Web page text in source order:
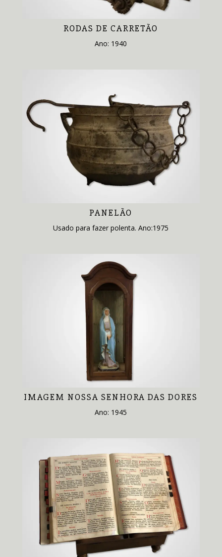
RODAS DE CARRETÃO
Ano: 1940
PANELÃO
Usado para fazer polenta. Ano:1975
IMAGEM NOSSA SENHORA DAS DORES
Ano: 1945